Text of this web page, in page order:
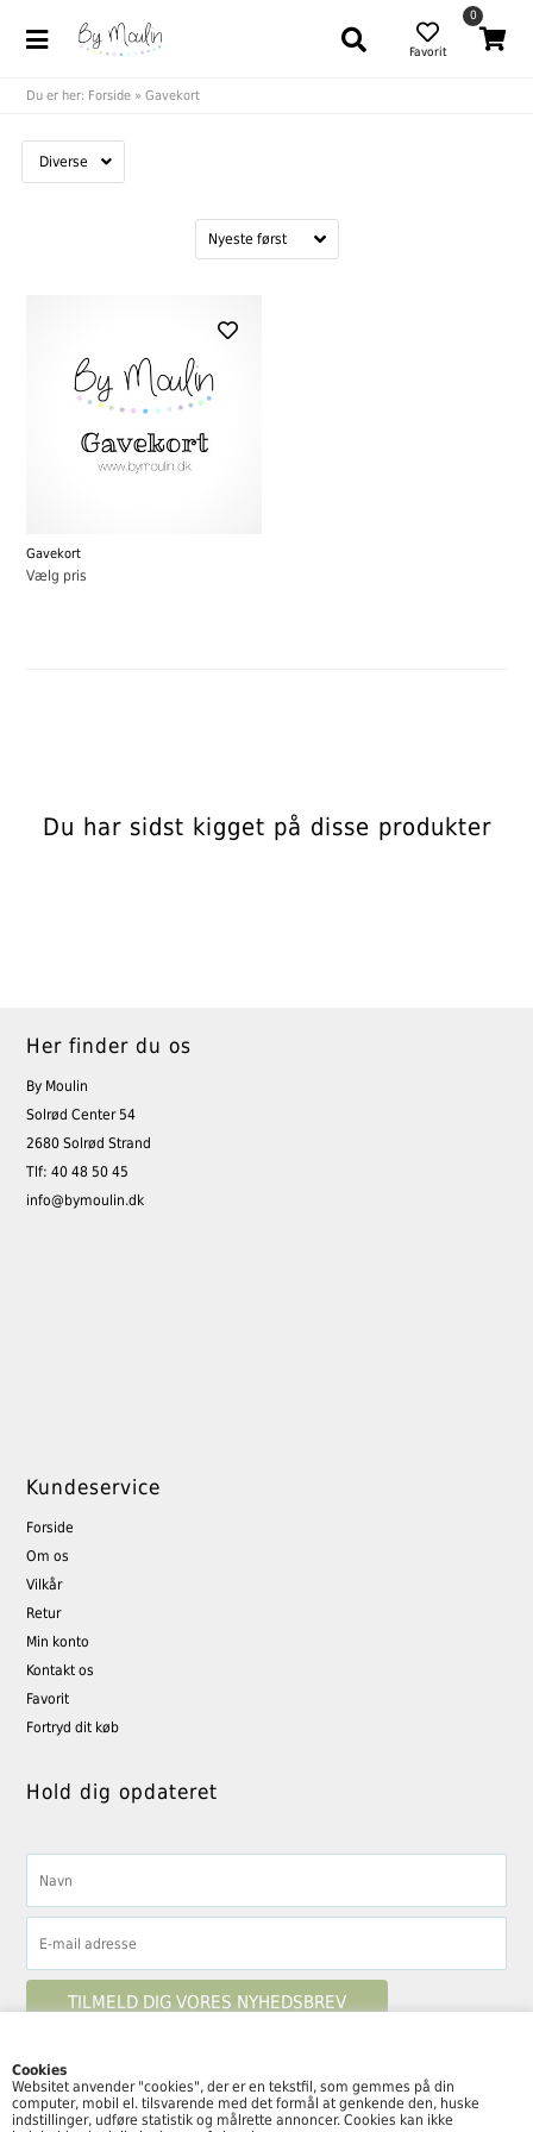
Cookies
Websitet anvender "cookies", der er en tekstfil, som gemmes på din
computer, mobil el. tilsvarende med det formål at genkende den, huske
indstillinger, udføre statistik og målrette annoncer. Cookies kan ikke
Favorit
0
Du er her: Forside »Gavekort
Diverse
Gavekort
Vælg pris
Du har sidst kigget på disse produkter
Her finder du os
By Moulin
Solrød Center 54
2680 Solrød Strand
Tlf: 40 48 50 45
info@bymoulin.dk
Kundeservice
Forside
Om os
Vilkår
Retur
Min konto
Kontakt os
Favorit
Fortryd dit køb
Hold dig opdateret
Følg By Moulin her